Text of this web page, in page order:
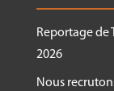
Reportage de
2026
Nous